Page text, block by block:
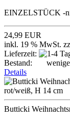
EINZELSTÜCK -
24,99 EUR
inkl. 19 % MwSt.
Lieferzeit:
Bestand:
Details
Butticki